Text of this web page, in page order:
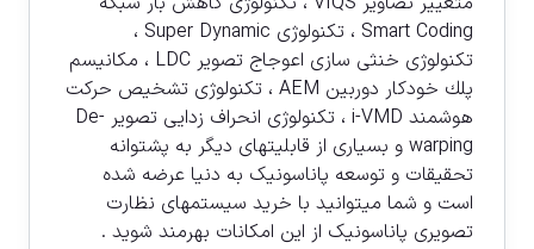
Smart Coding ، تكنولوژی Super Dynamic ،
تكنولوژی خنثی سازی اعوجاج تصوير LDC ، مكانيسم
پلك خودكار دوربين AEM ، تكنولوژی تشخيص حركت
هوشمند i-VMD ، تكنولوژی انحراف زدايی تصوير De-
warping و بسياری از قابليتهای ديگر به پشتوانه
تحقيقات و توسعه پاناسونيک به دنيا عرضه شده
است و شما ميتوانيد با خريد سيستمهای نظارت
تصويری پاناسونيک از اين امكانات بهرمند شويد .